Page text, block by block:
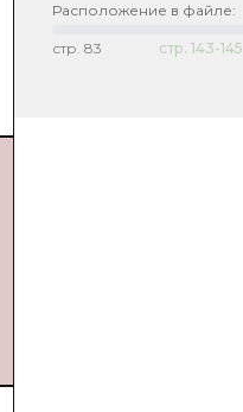
Расположение в файле:
стр. 83 стр. 143-145